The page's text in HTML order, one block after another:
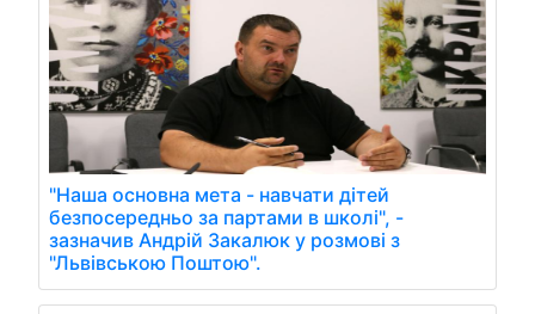
"Наша основна мета - навчати дітей
безпосередньо за партами в школі", -
зазначив Андрій Закалюк у розмові з
"Львівською Поштою".